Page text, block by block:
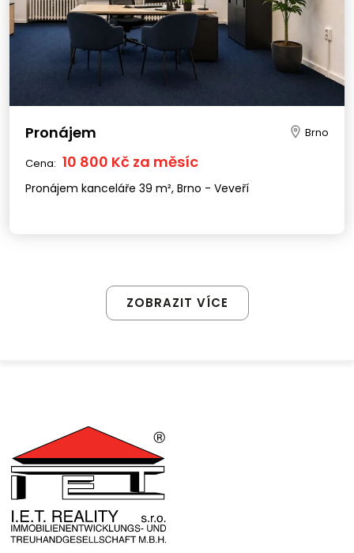
Pronájem Brno
Cena: 10 800 Kč za měsíc
Pronájem kanceláře 39 m², Brno - Veveří
ZOBRAZIT VÍCE